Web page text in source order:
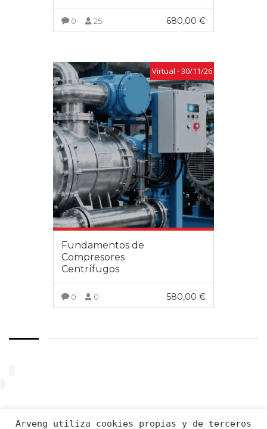
0 25 680,00 €
Virtual - 30/11/26
Fundamentos de
Compresores
Centrífugos
0 0 580,00 €
Arveng utiliza cookies propias y de terceros